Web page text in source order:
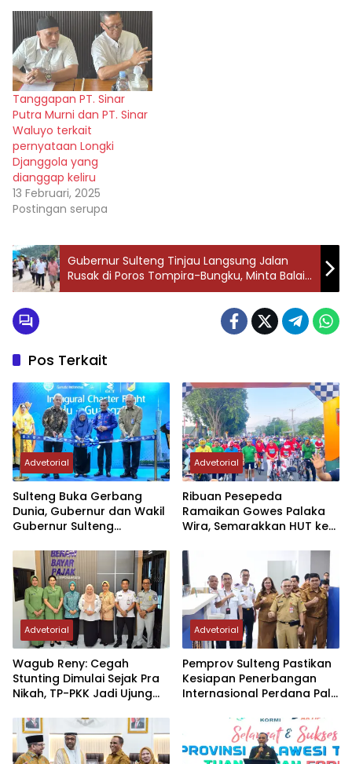
Guna Bangunan (HGB)
Selasa, (28/5-2019) di
Ruang Kerjanya.
Pertemuan tersebut
membahas tentang
rencana pembangunan
Hunian Tetap (Huntap)
dan rencana Master Plan
Pemerintah kota Palu
sebagai tindak lanjut
Surat Keputusan
Gubernur tentang…
Tanggapan PT. Sinar
Putra Murni dan PT. Sinar
Waluyo terkait
pernyataan Longki
Djanggola yang
dianggap keliru
13 Februari, 2025
Postingan serupa
Gubernur Sulteng Tinjau Langsung Jalan
Rusak di Poros Tompira-Bungku, Minta Balai
Segera Tangani
Pos Terkait
Advetorial
Sulteng Buka Gerbang
Dunia, Gubernur dan Wakil
Gubernur Sulteng
Perdana Internasional
Palu-Guangzhou
Advetorial
Ribuan Pesepeda
Ramaikan Gowes Palaka
Wira, Semarakkan HUT ke-1
Advetorial
Wagub Reny: Cegah
Stunting Dimulai Sejak Pra
Nikah, TP-PKK Jadi Ujung
Advetorial
Pemprov Sulteng Pastikan
Kesiapan Penerbangan
Internasional Perdana Palu